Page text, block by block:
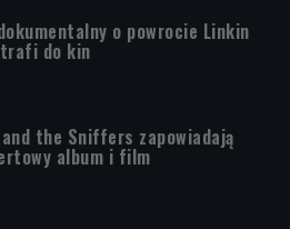
o powrocie Linkin
do kin
the Sniffers zapowiadają
album i film